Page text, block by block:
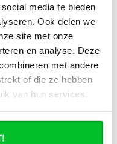
media te bieden
Ook delen we
site met onze
en analyse. Deze
met andere
of die ze hebben
van hun services.
8 radiator?
ophanging
om de
compleet te
welke heb